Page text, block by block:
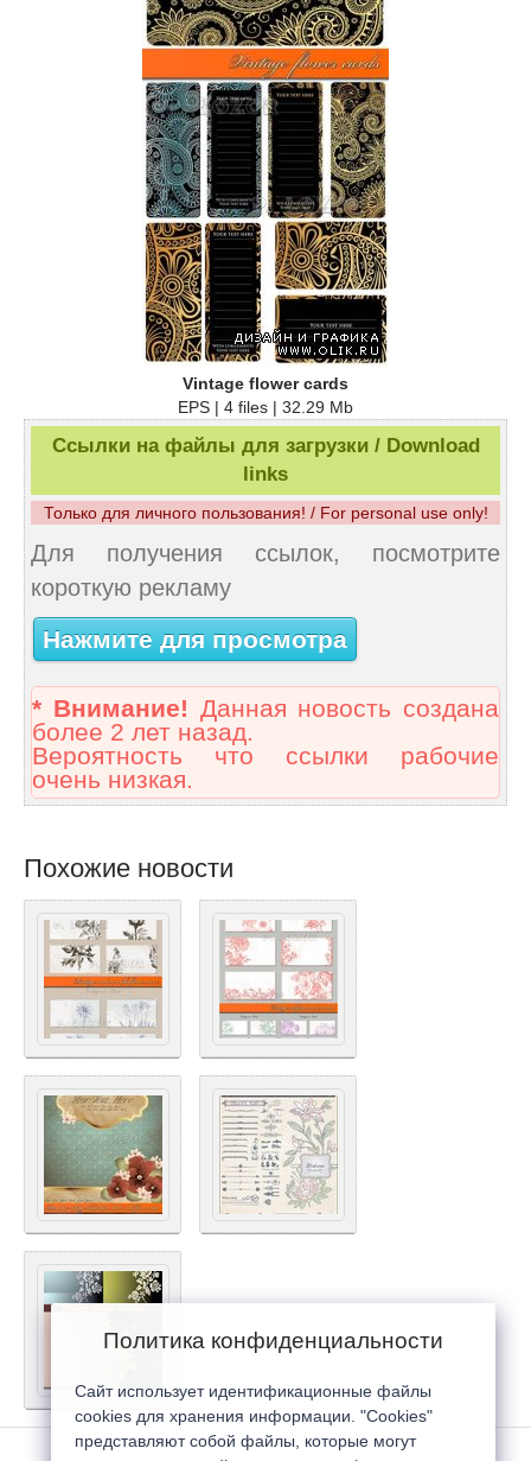
Vintage flower cards
EPS | 4 files | 32.29 Mb
Ссылки на файлы для загрузки / Download
links
Только для личного пользования! / For personal use only!
Для получения ссылок, посмотрите
короткую рекламу
Нажмите для просмотра
* Внимание! Данная новость создана
более 2 лет назад.
Вероятность что ссылки рабочие
очень низкая.
Похожие новости
Политика конфиденциальности
Сайт использует идентификационные файлы
cookies для хранения информации. "Cookies"
представляют собой файлы, которые могут